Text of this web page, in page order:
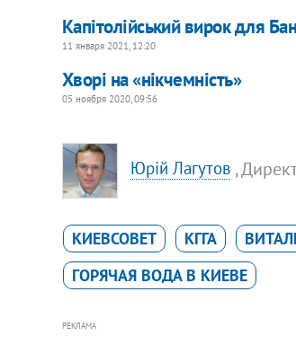
Капітолійський вирок для
11 января 2021, 12:20
Хворі на «нікчемність»
05 ноября 2020, 09:56
Юрій Лагутов ,
КИЕВСОВЕТ КГГА
ГОРЯЧАЯ ВОДА В КИЕВЕ
РЕКЛАМА